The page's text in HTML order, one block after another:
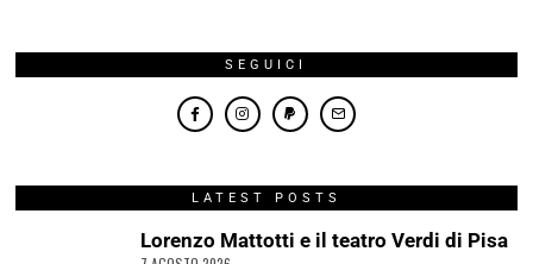
SEGUICI
LATEST POSTS
Lorenzo Mattotti e il teatro Verdi di Pisa